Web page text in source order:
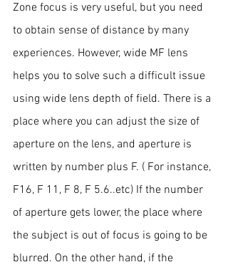
Zone focus is very useful, but you need
to obtain sense of distance by many
experiences. However, wide MF lens
helps you to solve such a difficult issue
using wide lens depth of field. There is a
place where you can adjust the size of
aperture on the lens, and aperture is
written by number plus F. ( For instance,
F16, F 11, F 8, F 5.6..etc) If the number
of aperture gets lower, the place where
the subject is out of focus is going to be
blurred. On the other hand, if the